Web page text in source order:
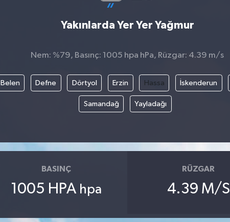
Yakınlarda Yer Yer Yağmur
Nem: %79, Basınç: 1005 hpa hPa, Rüzgar: 4.39 m/s
Belen Defne Dörtyol Erzin Hassa İskenderun
Samandağ Yayladağı
BASINÇ
1005 HPA hpa
RÜZGAR
4.39 M/S